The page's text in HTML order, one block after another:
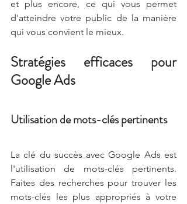
et plus encore, ce qui vous permet
d'atteindre votre public de la manière
qui vous convient le mieux.
Stratégies efficaces pour
Google Ads
Utilisation de mots-clés pertinents
La clé du succès avec Google Ads est
l'utilisation de mots-clés pertinents.
Faites des recherches pour trouver les
mots-clés les plus appropriés à votre